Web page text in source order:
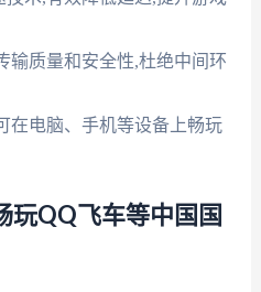
输质量和安全性,杜绝中间环
在电脑、手机等设备上畅玩
玩QQ飞车等中国国